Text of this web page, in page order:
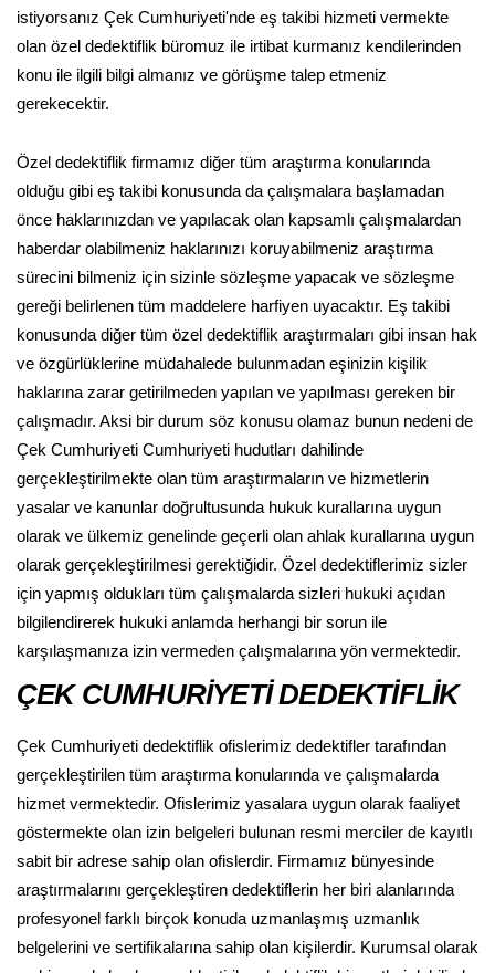
istiyorsanız Çek Cumhuriyeti'nde eş takibi hizmeti vermekte
olan özel dedektiflik büromuz ile irtibat kurmanız kendilerinden
konu ile ilgili bilgi almanız ve görüşme talep etmeniz
gerekecektir.
Özel dedektiflik firmamız diğer tüm araştırma konularında
olduğu gibi eş takibi konusunda da çalışmalara başlamadan
önce haklarınızdan ve yapılacak olan kapsamlı çalışmalardan
haberdar olabilmeniz haklarınızı koruyabilmeniz araştırma
sürecini bilmeniz için sizinle sözleşme yapacak ve sözleşme
gereği belirlenen tüm maddelere harfiyen uyacaktır. Eş takibi
konusunda diğer tüm özel dedektiflik araştırmaları gibi insan hak
ve özgürlüklerine müdahalede bulunmadan eşinizin kişilik
haklarına zarar getirilmeden yapılan ve yapılması gereken bir
çalışmadır. Aksi bir durum söz konusu olamaz bunun nedeni de
Çek Cumhuriyeti Cumhuriyeti hudutları dahilinde
gerçekleştirilmekte olan tüm araştırmaların ve hizmetlerin
yasalar ve kanunlar doğrultusunda hukuk kurallarına uygun
olarak ve ülkemiz genelinde geçerli olan ahlak kurallarına uygun
olarak gerçekleştirilmesi gerektiğidir. Özel dedektiflerimiz sizler
için yapmış oldukları tüm çalışmalarda sizleri hukuki açıdan
bilgilendirerek hukuki anlamda herhangi bir sorun ile
karşılaşmanıza izin vermeden çalışmalarına yön vermektedir.
ÇEK CUMHURİYETİ DEDEKTİFLİK
Çek Cumhuriyeti dedektiflik ofislerimiz dedektifler tarafından
gerçekleştirilen tüm araştırma konularında ve çalışmalarda
hizmet vermektedir. Ofislerimiz yasalara uygun olarak faaliyet
göstermekte olan izin belgeleri bulunan resmi merciler de kayıtlı
sabit bir adrese sahip olan ofislerdir. Firmamız bünyesinde
araştırmalarını gerçekleştiren dedektiflerin her biri alanlarında
profesyonel farklı birçok konuda uzmanlaşmış uzmanlık
belgelerini ve sertifikalarına sahip olan kişilerdir. Kurumsal olarak